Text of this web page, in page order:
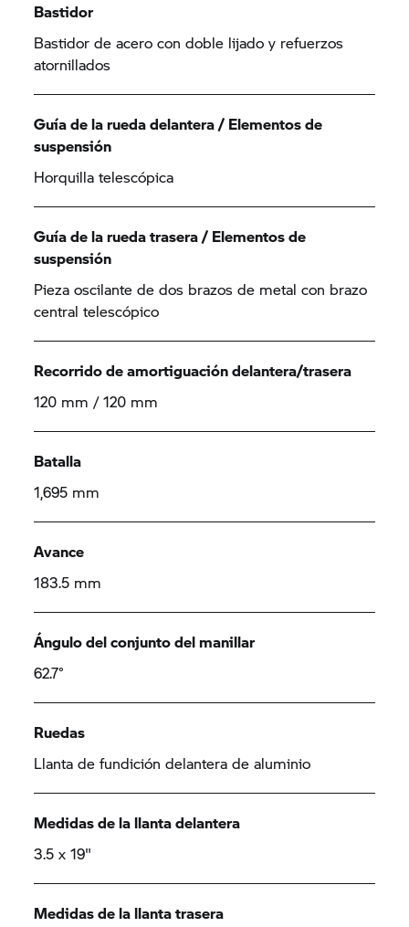
Bastidor
Bastidor de acero con doble lijado y refuerzos
atornillados
Guía de la rueda delantera / Elementos de
suspensión
Horquilla telescópica
Guía de la rueda trasera / Elementos de
suspensión
Pieza oscilante de dos brazos de metal con brazo
central telescópico
Recorrido de amortiguación delantera/trasera
120 mm / 120 mm
Batalla
1,695 mm
Avance
183.5 mm
Ángulo del conjunto del manillar
62.7°
Ruedas
Llanta de fundición delantera de aluminio
Medidas de la llanta delantera
3.5 x 19"
Medidas de la llanta trasera